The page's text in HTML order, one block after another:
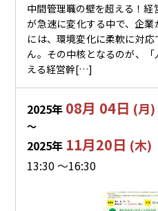
中間管理職の壁を超える！
が急速に変化する中で、企
には、環境変化に柔軟に対
ん。その中核となるのが、
える経営幹[…]
2025年 08月 04日 (月)
〜
2025年 11月20日 (木)
13:30 ～16:30